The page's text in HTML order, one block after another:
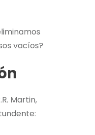
vacíos?
Martin,